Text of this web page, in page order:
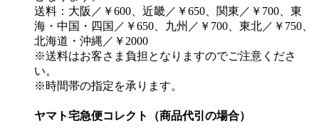
送料：大阪／￥600、近畿／￥650、関東／￥700、東
海・中国・四国／￥650、九州／￥700、東北／￥750、
北海道・沖縄／￥2000
※送料はお客さま負担となりますのでご注意くださ
い。
※時間帯の指定を承ります。
ヤマト宅急便コレクト（商品代引の場合）